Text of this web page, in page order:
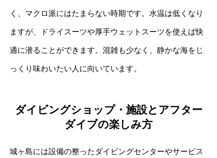
く、マクロ派にはたまらない時期です。水温は低くなり
ますが、ドライスーツや厚手ウェットスーツを使えば快
適に潜ることができます。混雑も少なく、静かな海をじ
っくり味わいたい人に向いています。
ダイビングショップ・施設とアフター
ダイブの楽しみ方
城ヶ島には設備の整ったダイビングセンターやサービス